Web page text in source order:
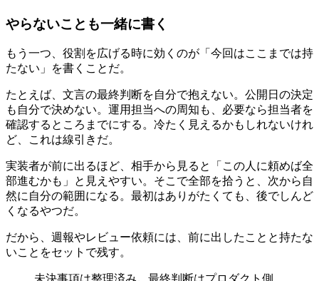
やらないことも一緒に書く
もう一つ、役割を広げる時に効くのが「今回はここまでは持
たない」を書くことだ。
たとえば、文言の最終判断を自分で抱えない。公開日の決定
も自分で決めない。運用担当への周知も、必要なら担当者を
確認するところまでにする。冷たく見えるかもしれないけれ
ど、これは線引きだ。
実装者が前に出るほど、相手から見ると「この人に頼めば全
部進むかも」と見えやすい。そこで全部を拾うと、次から自
然に自分の範囲になる。最初はありがたくても、後でしんど
くなるやつだ。
だから、週報やレビュー依頼には、前に出したことと持たな
いことをセットで残す。